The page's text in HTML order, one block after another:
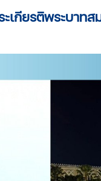
เกียรติพระบาท